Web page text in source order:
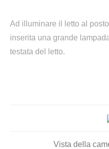
Ad illuminare il letto al
inserita una grande
testata del letto.
Vista della